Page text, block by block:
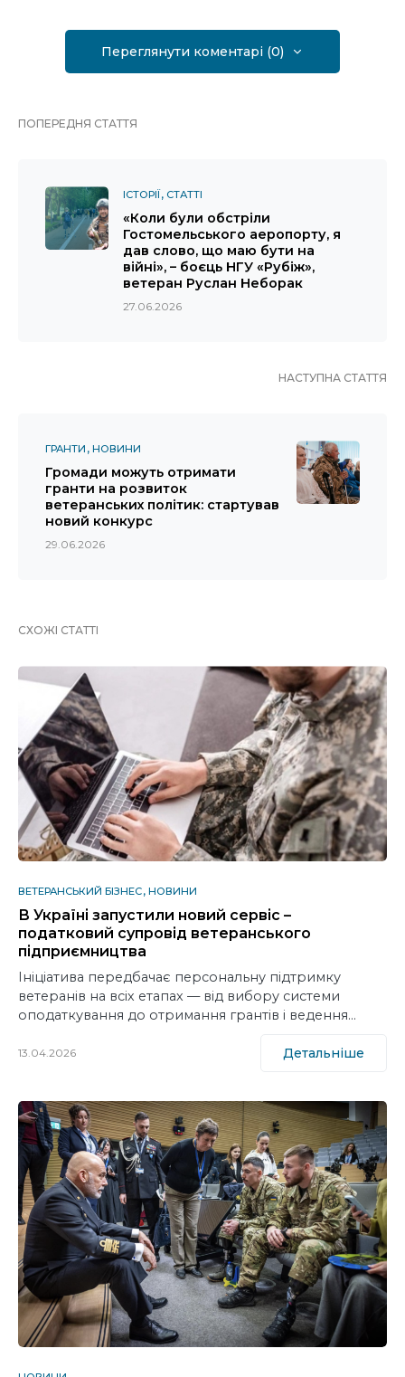
Переглянути коментарі (0)
ПОПЕРЕДНЯ СТАТТЯ
ІСТОРІЇ СТАТТІ
«Коли були обстріли
Гостомельського аеропорту, я
дав слово, що маю бути на
війні», – боєць НГУ «Рубіж»,
ветеран Руслан Неборак
27.06.2026
НАСТУПНА СТАТТЯ
ГРАНТИ НОВИНИ
Громади можуть отримати
гранти на розвиток
ветеранських політик: стартував
новий конкурс
29.06.2026
СХОЖІ СТАТТІ
ВЕТЕРАНСЬКИЙ БІЗНЕС НОВИНИ
В Україні запустили новий сервіс –
податковий супровід ветеранського
підприємництва
Ініціатива передбачає персональну підтримку
ветеранів на всіх етапах — від вибору системи
оподаткування до отримання грантів і ведення…
13.04.2026 Детальніше